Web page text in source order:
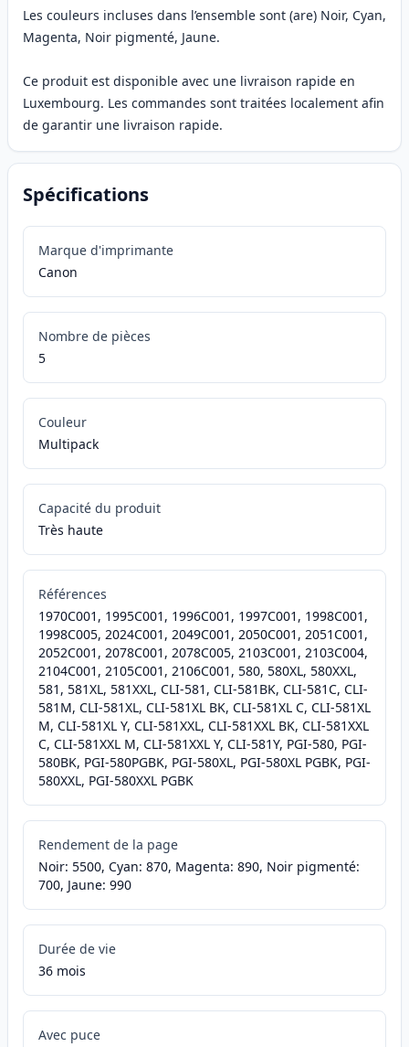
Les couleurs incluses dans l’ensemble sont (are) Noir, Cyan,
Magenta, Noir pigmenté, Jaune.
Ce produit est disponible avec une livraison rapide en
Luxembourg. Les commandes sont traitées localement afin
de garantir une livraison rapide.
Spécifications
Marque d'imprimante
Canon
Nombre de pièces
5
Couleur
Multipack
Capacité du produit
Très haute
Références
1970C001, 1995C001, 1996C001, 1997C001, 1998C001,
1998C005, 2024C001, 2049C001, 2050C001, 2051C001,
2052C001, 2078C001, 2078C005, 2103C001, 2103C004,
2104C001, 2105C001, 2106C001, 580, 580XL, 580XXL,
581, 581XL, 581XXL, CLI-581, CLI-581BK, CLI-581C, CLI-
581M, CLI-581XL, CLI-581XL BK, CLI-581XL C, CLI-581XL
M, CLI-581XL Y, CLI-581XXL, CLI-581XXL BK, CLI-581XXL
C, CLI-581XXL M, CLI-581XXL Y, CLI-581Y, PGI-580, PGI-
580BK, PGI-580PGBK, PGI-580XL, PGI-580XL PGBK, PGI-
580XXL, PGI-580XXL PGBK
Rendement de la page
Noir: 5500, Cyan: 870, Magenta: 890, Noir pigmenté:
700, Jaune: 990
Durée de vie
36 mois
Avec puce